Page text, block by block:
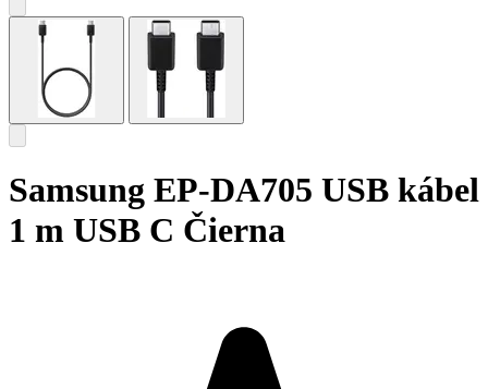
Samsung EP-DA705 USB kábel
1 m USB C Čierna